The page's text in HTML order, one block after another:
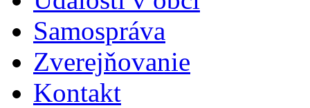
Samospráva
Zverejňovanie
Kontakt